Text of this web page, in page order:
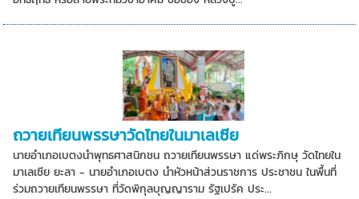
ถวายเทียนพรรษาวัดไทยในมาเลเซีย
นายอำเภอเบตงนำพุทธศาสนิกชน ถวายเทียนพรรษา แด่พระภิกษุ วัดไทยใน
มาเลเซีย ยะลา - นายอำเภอเบตง นำหัวหน้าส่วนราชการ ประชาชน ในพื้นที่
ร่วมถวายเทียนพรรษา ที่วัดพิกุลบุญญาราม รัฐเปรัค ประ...